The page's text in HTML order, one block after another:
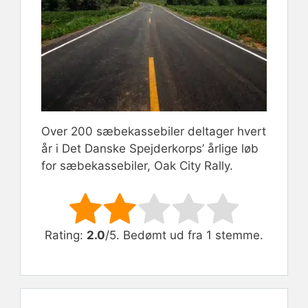
Over 200 sæbekassebiler deltager hvert
år i Det Danske Spejderkorps’ årlige løb
for sæbekassebiler, Oak City Rally.
Rate this item:
Submit Rating
Rating: 2.0/5. Bedømt ud fra 1 stemme.